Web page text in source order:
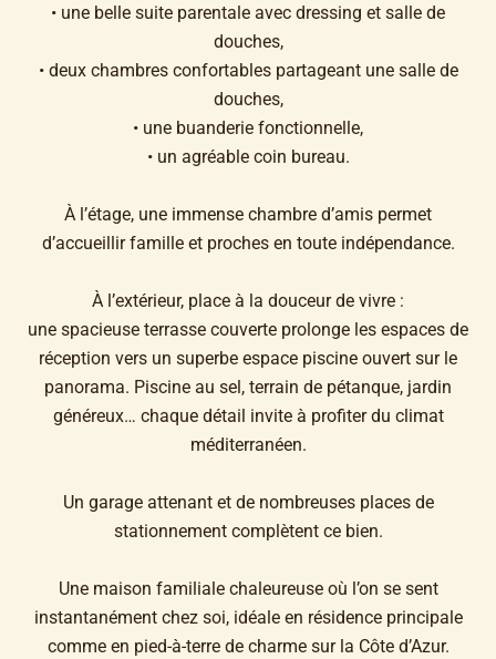
• une belle suite parentale avec dressing et salle de
douches,
• deux chambres confortables partageant une salle de
douches,
• une buanderie fonctionnelle,
• un agréable coin bureau.
À l’étage, une immense chambre d’amis permet
d’accueillir famille et proches en toute indépendance.
À l’extérieur, place à la douceur de vivre :
une spacieuse terrasse couverte prolonge les espaces de
réception vers un superbe espace piscine ouvert sur le
panorama. Piscine au sel, terrain de pétanque, jardin
généreux… chaque détail invite à profiter du climat
méditerranéen.
Un garage attenant et de nombreuses places de
stationnement complètent ce bien.
Une maison familiale chaleureuse où l’on se sent
instantanément chez soi, idéale en résidence principale
comme en pied-à-terre de charme sur la Côte d’Azur.